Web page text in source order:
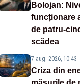
Bolojan:
funcționare
de patru-
scădea
7 aug. 2026, 10:43
Criza din